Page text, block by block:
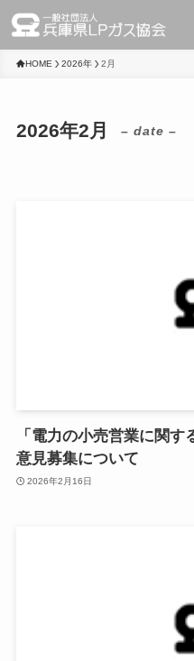
HOME 2026年 2月
2026年2月 – date –
「電力の小売営業に関
意見募集について
2026年2月16日